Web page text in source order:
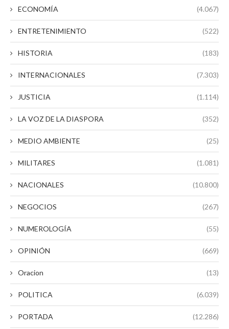
ECONOMÍA (4.067)
ENTRETENIMIENTO (522)
HISTORIA (183)
INTERNACIONALES (7.303)
JUSTICIA (1.114)
LA VOZ DE LA DIASPORA (352)
MEDIO AMBIENTE (25)
MILITARES (1.081)
NACIONALES (10.800)
NEGOCIOS (267)
NUMEROLOGÍA (55)
OPINIÓN (669)
Oracion (13)
POLITICA (6.039)
PORTADA (12.286)